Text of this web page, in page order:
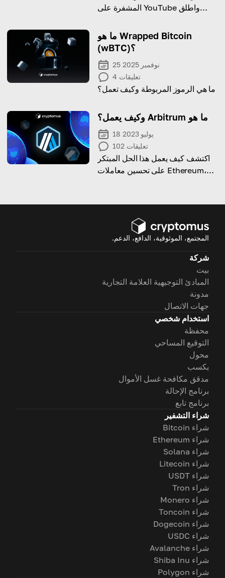
المشفرة على YouTube واطلق
المشفرة
ما هو Wrapped Bitcoin
(wBTC)؟
25 نوفمبر 2025
4 تعليقات
ما هي الرموز المربوطة وكيف تعمل؟
وكيف يعمل؟ Arbitrum ما هو
18 يوليو 2023
102 تعليقات
اكتشف كيف يعمل هذا الحل المبتكر
على تحسين معاملات Ethereum،
المجتمع، الموثوقية، الدافع، الدعم.
شركة
بيت
المبادئ التوجيهية العلامة التجارية
مدونة
جهات الاتصال
استخدام شخصي
محفظة
التوقيع المساحي
محول
يكسب
مدقق مكافحة غسل الأموال
برنامج الإحالة
برنامج تابع
شراء التشفير
شراء Bitcoin
شراء Ethereum
شراء Solana
شراء Litecoin
شراء USDT
شراء Tron
شراء Monero
شراء Toncoin
شراء Dogecoin
شراء USDC
شراء Avalanche
شراء Shiba Inu
شراء Polygon